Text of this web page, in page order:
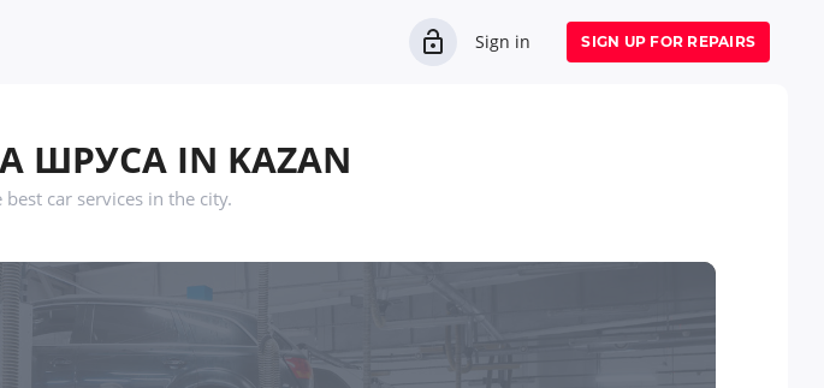
Sign in SIGN UP FOR REPAIRS
ШРУСА IN KAZAN
car services in the city.